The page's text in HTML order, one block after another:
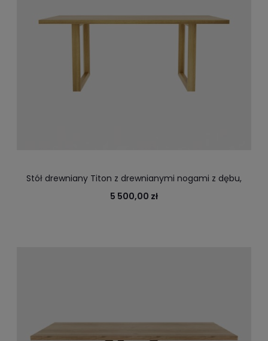
Stół drewniany Titon z drewnianymi nogami z dębu,
jesionu
5 500,00 zł